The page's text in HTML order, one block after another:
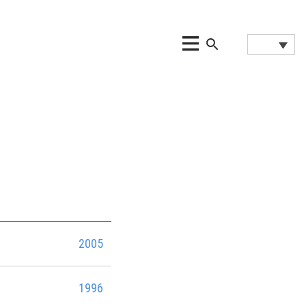
2005
1996